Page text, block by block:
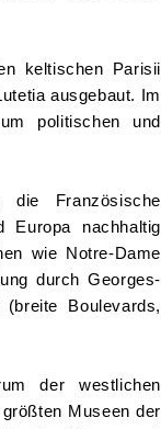
keltischen Parisii
ausgebaut. Im
politischen und
die Französische
Europa nachhaltig
wie Notre-Dame
durch Georges-
Boulevards,
der westlichen
Museen der